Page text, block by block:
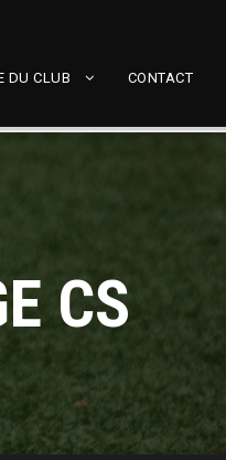
DU CLUB CONTACT
CS